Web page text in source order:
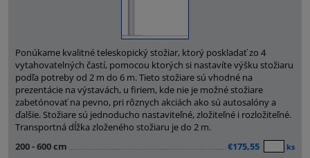
Ponúkame kvalitné teleskopický stožiar, ktorý poskladať zo 4
vytahovatelných častí, pomocou ktorých si nastavíte výšku stožiaru
podľa potreby od 2 m do 6 m. Tieto stožiare sú vhodné na
prezentácie na výstavách, u firiem, kde nie je možné stožiare
zabetónovať na pevno, pri rôznych akciách ako sú autosalóny a
ďalšie. Stožiare sú jednoducho nastaviteľné, zložiteľné i rozložiteľné.
Transportná dĺžka zloženého stožiaru je do 2 m.
200 - 600 cm
€175,55 ks